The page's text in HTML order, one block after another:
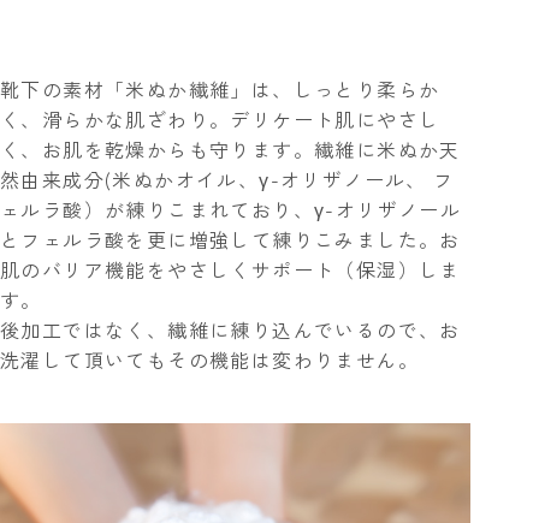
靴下の素材「米ぬか繊維」は、しっとり柔らか
く、滑らかな肌ざわり。 デリケート肌にやさし
く、お肌を乾燥からも守ります。 繊維に米ぬか天
然由来成分(米ぬかオイル、γ-オリザノール、 フ
ェルラ酸）が練りこまれており、γ-オリザノール
とフェルラ酸を更に増強して練りこみました。お
肌のバリア機能をやさしくサポート（保湿）しま
す。
後加工ではなく、繊維に練り込んでいるので、お
洗濯して頂いてもその機能は変わりません。